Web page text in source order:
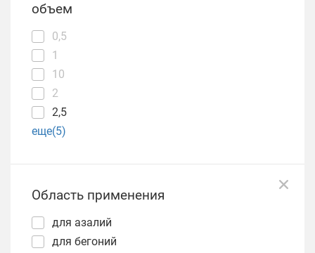
объем
0,5
1
10
2
2,5
еще(5)
Область применения
для азалий
для бегоний